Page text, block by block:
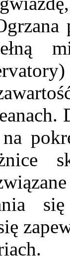
się